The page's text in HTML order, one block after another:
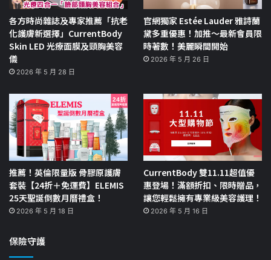
各方時尚雜誌及專家推薦「抗老
化護膚新選擇」CurrentBody
Skin LED 光療面膜及頸胸美容
儀
2026 年 5 月 28 日
官網獨家 Estée Lauder 雅詩蘭
黛多重優惠！加推～最新會員限
時著數！美麗瞬間開始
2026 年 5 月 26 日
推薦！英倫限量版 骨膠原護膚
套裝【24折＋免運費】ELEMIS
25天聖誕倒數月曆禮盒！
2026 年 5 月 18 日
CurrentBody 雙11.11超值優
惠登場！滿額折扣、限時贈品，
讓您輕鬆擁有專業級美容護理！
2026 年 5 月 16 日
保險守護